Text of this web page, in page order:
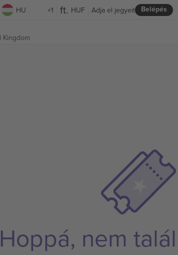
HU +1 HUF Belépés
Adja el jegyeit
Kingdom
Hoppá, nem